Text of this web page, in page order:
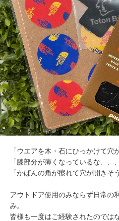
「ウエアを木・石にひっかけて穴
「膝部分が薄くなっているな、、、
「かばんの角が擦れて穴が開きそ
アウトドア使用のみならず日常の
み。
皆様も一度はご経験されたのでは